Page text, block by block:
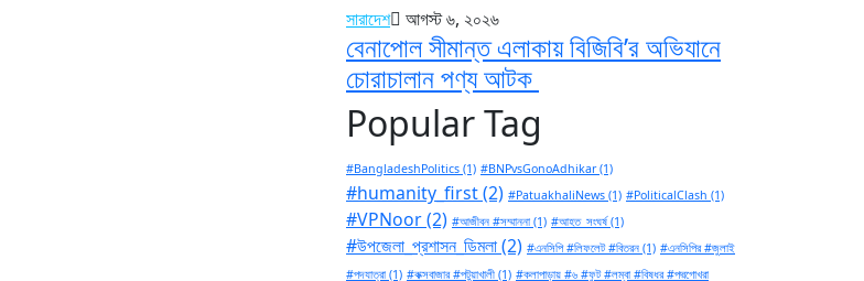
সারাদেশ আগস্ট ৬, ২০২৬
বেনাপোল সীমান্ত এলাকায় বিজিবি’র অভিযানে
চোরাচালান পণ্য আটক
Popular Tag
#BangladeshPolitics (1) #BNPvsGonoAdhikar(1)
#humanity_first(2) #PatuakhaliNews (1) #PoliticalClash (1)
#VPNoor(2) #আজীবন #সম্মাননা (1) #আহত_সংঘর্ষ(1)
#উপজেলা_প্রশাসন_ডিমলা(2) #এনসিপি #লিফলেট #বিতরন (1) #এনসিপির #জুলাই
#পদযাত্রা (1) #কক্সবাজার #পটুয়াখালী (1) #কলাপাড়ায় #৬ #ফুট #লম্বা #বিষধর #পদ্মগোখরা